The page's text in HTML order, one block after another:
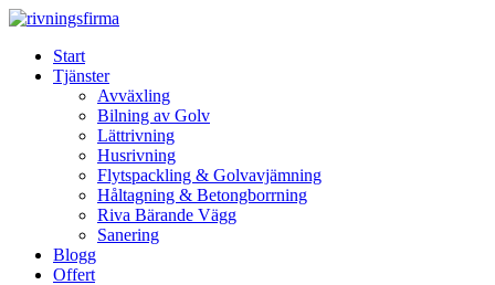
Skip
contentStart
Tjänster
Avväxling
Bilning av Golv
Lättrivning
Husrivning
Flytspackling & Golvavjämning
Håltagning & Betongborrning
Riva Bärande Vägg
Sanering
Blogg
Offert